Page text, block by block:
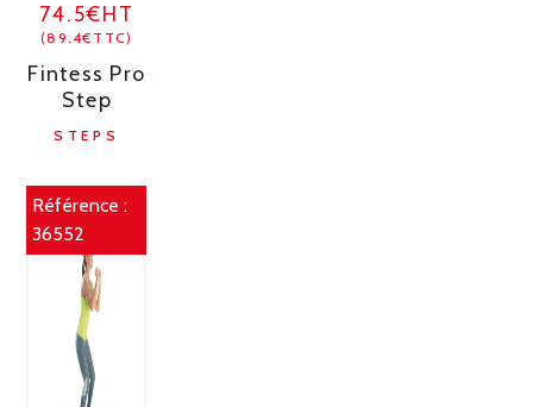
74.5€HT
(89.4€TTC)
Fintess Pro
Step
STEPS
Référence :
36552